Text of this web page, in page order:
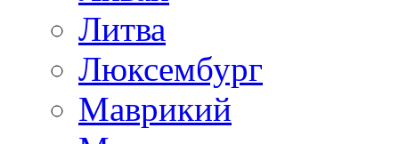
Литва
Люксембург
Маврикий